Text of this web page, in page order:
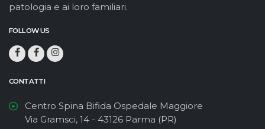
patologia e ai loro familiari.
FOLLOW US
CONTATTI
Centro Spina Bifida Ospedale Maggiore
Via Gramsci, 14 - 43126 Parma (PR)